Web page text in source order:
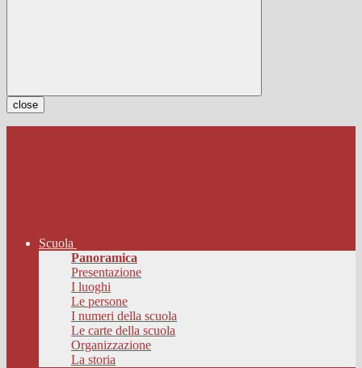
close
Scuola
Panoramica
Presentazione
I luoghi
Le persone
I numeri della scuola
Le carte della scuola
Organizzazione
La storia